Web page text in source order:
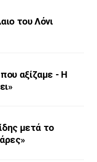
του Λόνι
αξίζαμε - Η
μετά το